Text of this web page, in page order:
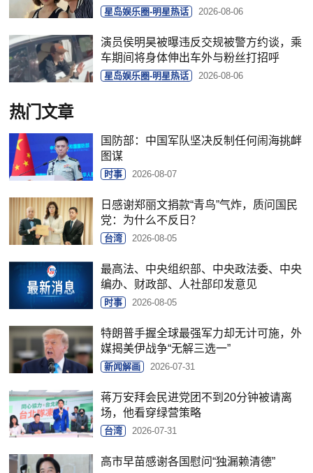
星岛娱乐圈-明星热话 2026-08-06
演员侯明昊被曝违反交规被警方约谈，乘
车期间将身体伸出车外与粉丝打招呼
星岛娱乐圈-明星热话 2026-08-06
热门文章
国防部：中国军队坚决反制任何闹海挑衅
图谋
时事 2026-08-07
日感谢郑丽文捐款“青鸟”气炸，质问国民
党：为什么不反日？
台湾 2026-08-05
最高法、中央组织部、中央政法委、中央
编办、财政部、人社部印发意见
时事 2026-08-05
特朗普手握全球最强军力却无计可施，外
媒揭美伊战争“无解三选一”
新闻解画 2026-07-31
蒋万安拜会民进党团不到20分钟被请离
场，他看穿绿营策略
台湾 2026-07-31
高市早苗感谢各国慰问“独漏赖清德”